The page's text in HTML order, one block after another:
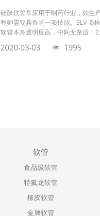
硅胶软管常应用于制药行业，如生
程师需要具备的一项技能。SLV 制
软管本身透明度高，中间无杂质；
2020-03-03 1995
软管
食品级软管
特氟龙软管
橡胶软管
金属软管